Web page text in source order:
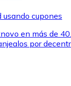
cupones
en más de
por